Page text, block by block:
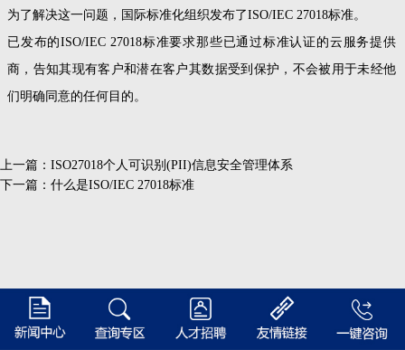
为了解决这一问题，国际标准化组织发布了ISO/IEC 27018标准。
已发布的ISO/IEC 27018标准要求那些已通过标准认证的云服务提供
商，告知其现有客户和潜在客户其数据受到保护，不会被用于未经他
们明确同意的任何目的。
上一篇： ISO27018个人可识别(PII)信息安全管理体系
下一篇： 什么是ISO/IEC 27018标准